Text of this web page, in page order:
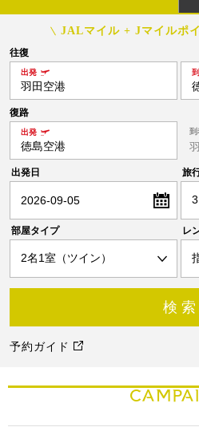
JALマイル + Jマイルポ
出発日
2026-09-05
旅
部屋タイプ レ
往復
出発
羽田空港
復路
出発
徳島空港
到
予約ガイド